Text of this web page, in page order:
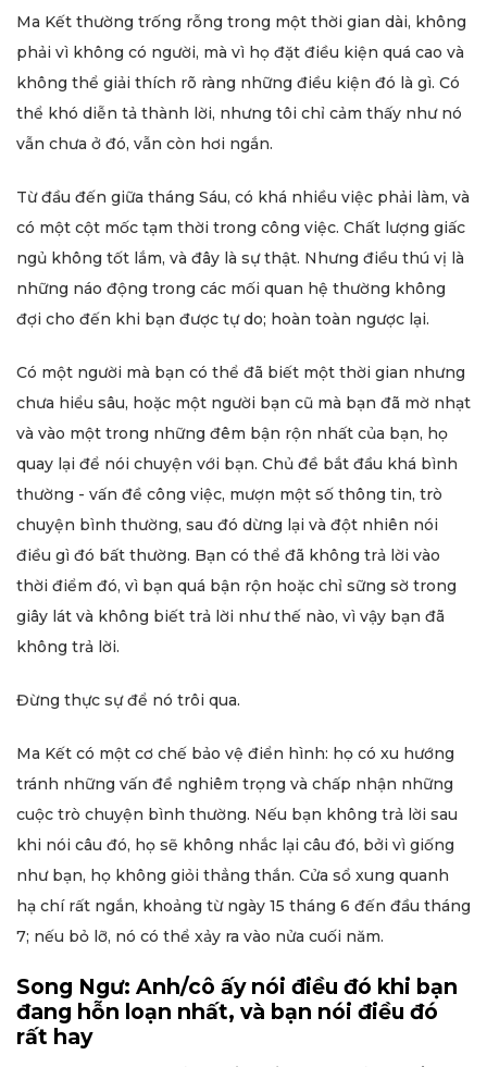
Ma Kết thường trống rỗng trong một thời gian dài, không
phải vì không có người, mà vì họ đặt điều kiện quá cao và
không thể giải thích rõ ràng những điều kiện đó là gì. Có
thể khó diễn tả thành lời, nhưng tôi chỉ cảm thấy như nó
vẫn chưa ở đó, vẫn còn hơi ngắn.
Từ đầu đến giữa tháng Sáu, có khá nhiều việc phải làm, và
có một cột mốc tạm thời trong công việc. Chất lượng giấc
ngủ không tốt lắm, và đây là sự thật. Nhưng điều thú vị là
những náo động trong các mối quan hệ thường không
đợi cho đến khi bạn được tự do; hoàn toàn ngược lại.
Có một người mà bạn có thể đã biết một thời gian nhưng
chưa hiểu sâu, hoặc một người bạn cũ mà bạn đã mờ nhạt
và vào một trong những đêm bận rộn nhất của bạn, họ
quay lại để nói chuyện với bạn. Chủ đề bắt đầu khá bình
thường - vấn đề công việc, mượn một số thông tin, trò
chuyện bình thường, sau đó dừng lại và đột nhiên nói
điều gì đó bất thường. Bạn có thể đã không trả lời vào
thời điểm đó, vì bạn quá bận rộn hoặc chỉ sững sờ trong
giây lát và không biết trả lời như thế nào, vì vậy bạn đã
không trả lời.
Đừng thực sự để nó trôi qua.
Ma Kết có một cơ chế bảo vệ điển hình: họ có xu hướng
tránh những vấn đề nghiêm trọng và chấp nhận những
cuộc trò chuyện bình thường. Nếu bạn không trả lời sau
khi nói câu đó, họ sẽ không nhắc lại câu đó, bởi vì giống
như bạn, họ không giỏi thẳng thắn. Cửa sổ xung quanh
hạ chí rất ngắn, khoảng từ ngày 15 tháng 6 đến đầu tháng
7; nếu bỏ lỡ, nó có thể xảy ra vào nửa cuối năm.
Song Ngư: Anh/cô ấy nói điều đó khi bạn
đang hỗn loạn nhất, và bạn nói điều đó
rất hay